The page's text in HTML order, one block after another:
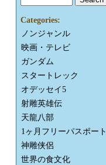
Categories:
ノンジャンル
映画・テレビ
ガンダム
スタートレック
オデッセイ5
射雕英雄伝
天龍八部
1ヶ月フリーパスポート
神雕侠侶
世界の食文化